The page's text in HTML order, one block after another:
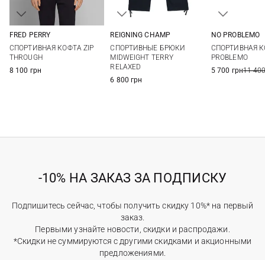
XXL
FRED PERRY
CПОРТИВНАЯ КОФТА ZIP
THROUGH
8 100 грн
XXL
REIGNING CHAMP
СПОРТИВНЫЕ БРЮКИ
MIDWEIGHT TERRY
RELAXED
6 800 грн
NO PROBLEMO
СПОРТИВНАЯ
PROBLEMO
5 700 грн11
-10% НА ЗАКАЗ ЗА ПОДПИСКУ
Подпишитесь сейчас, чтобы получить скидку 10%* на первый
заказ.
Первыми узнайте новости, скидки и распродажи.
*Скидки не суммируются с другими скидками и акционными
предложениями.